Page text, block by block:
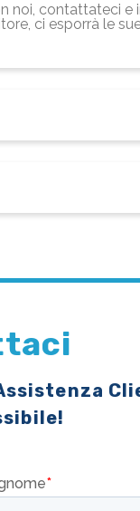
noi, contattateci
ci esporrà le